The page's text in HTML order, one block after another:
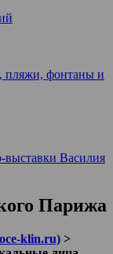
пляжи, фонтаны и
выставки Василия
Парижа
klin.ru) >